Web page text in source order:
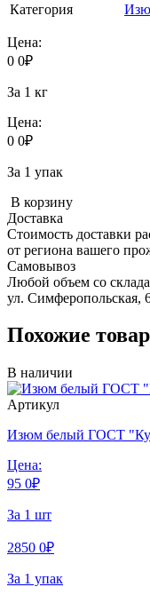
Категория
Цена:
0 0₽
За 1 кг
Цена:
0 0₽
За 1 упак
В корзину
Доставка
Стоимость доставки
от региона вашего
Самовывоз
Любой объем со
ул. Симферопольская,
Похожие
В наличии
Артикул
Изюм белый ГОСТ
Цена:
95 0₽
За 1 шт
2850 0₽
За 1 упак